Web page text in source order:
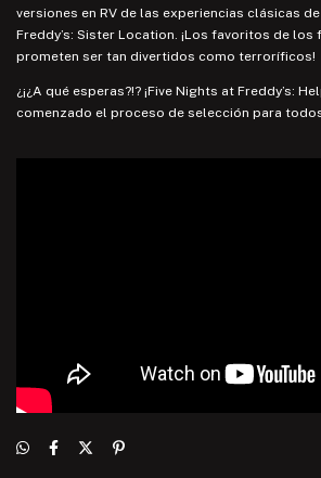
versiones en RV de las experiencias clásicas
Freddy’s: Sister Location. ¡Los favoritos de los
prometen ser tan divertidos como terroríficos!
¿¡¿A qué esperas?!? ¡Five Nights at Freddy’s:
comenzado el proceso de selección para